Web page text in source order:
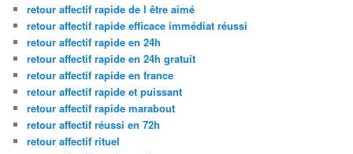
retour affectif rapide de l être aimé
retour affectif rapide efficace immédiat réussi
retour affectif rapide en 24h
retour affectif rapide en 24h gratuit
retour affectif rapide en france
retour affectif rapide et puissant
retour affectif rapide marabout
retour affectif réussi en 72h
retour affectif rituel